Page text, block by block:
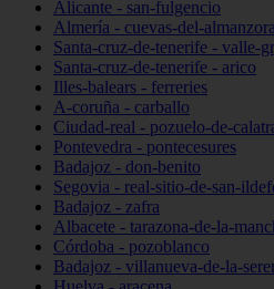
Alicante - san-fulgencio
Almería - cuevas-del-almanzora
Santa-cruz-de-tenerife - valle-
Santa-cruz-de-tenerife - arico
Illes-balears - ferreries
A-coruña - carballo
Ciudad-real - pozuelo-de-
Pontevedra - pontecesures
Badajoz - don-benito
Segovia - real-sitio-de-san-
Badajoz - zafra
Albacete - tarazona-de-la-
Córdoba - pozoblanco
Badajoz - villanueva-de-la-